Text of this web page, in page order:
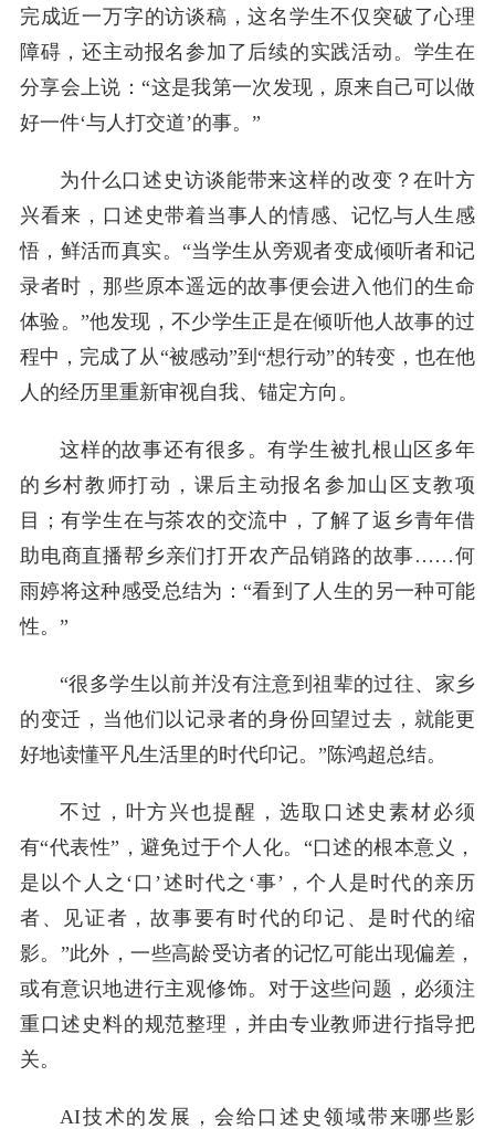
完成近一万字的访谈稿，这名学生不仅突破了心理
障碍，还主动报名参加了后续的实践活动。学生在
分享会上说：“这是我第一次发现，原来自己可以做
好一件‘与人打交道’的事。”
为什么口述史访谈能带来这样的改变？在叶方
兴看来，口述史带着当事人的情感、记忆与人生感
悟，鲜活而真实。“当学生从旁观者变成倾听者和记
录者时，那些原本遥远的故事便会进入他们的生命
体验。”他发现，不少学生正是在倾听他人故事的过
程中，完成了从“被感动”到“想行动”的转变，也在他
人的经历里重新审视自我、锚定方向。
这样的故事还有很多。有学生被扎根山区多年
的乡村教师打动，课后主动报名参加山区支教项
目；有学生在与茶农的交流中，了解了返乡青年借
助电商直播帮乡亲们打开农产品销路的故事……何
雨婷将这种感受总结为：“看到了人生的另一种可能
性。”
“很多学生以前并没有注意到祖辈的过往、家乡
的变迁，当他们以记录者的身份回望过去，就能更
好地读懂平凡生活里的时代印记。”陈鸿超总结。
不过，叶方兴也提醒，选取口述史素材必须
有“代表性”，避免过于个人化。“口述的根本意义，
是以个人之‘口’述时代之‘事’，个人是时代的亲历
者、见证者，故事要有时代的印记、是时代的缩
影。”此外，一些高龄受访者的记忆可能出现偏差，
或有意识地进行主观修饰。对于这些问题，必须注
重口述史料的规范整理，并由专业教师进行指导把
关。
AI技术的发展，会给口述史领域带来哪些影